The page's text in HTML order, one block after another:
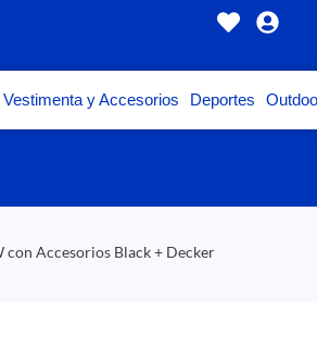
Vestimenta y Accesorios Deportes
Accesorios Black + Decker